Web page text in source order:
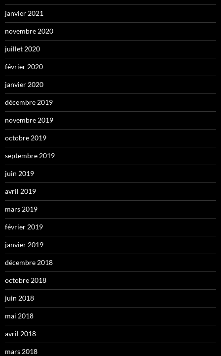
janvier 2021
novembre 2020
juillet 2020
février 2020
janvier 2020
décembre 2019
novembre 2019
octobre 2019
septembre 2019
juin 2019
avril 2019
mars 2019
février 2019
janvier 2019
décembre 2018
octobre 2018
juin 2018
mai 2018
avril 2018
mars 2018